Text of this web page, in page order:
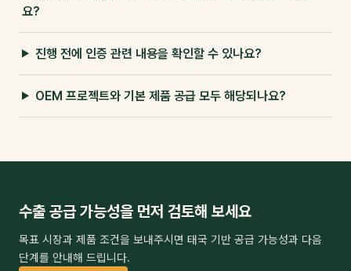
요?
진행 전에 인증 관련 내용을 확인할 수 있나요?
OEM 프로젝트와 기본 제품 공급 모두 해당되나요?
수출 공급 가능성을 먼저 검토해 보세요
목표 시장과 제품 조건을 보내주시면 태국 기반 공급 가능성과 다음
단계를 안내해 드립니다.